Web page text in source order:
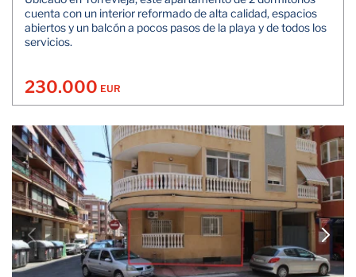
cuenta con un interior reformado de alta calidad, espacios
abiertos y un balcón a pocos pasos de la playa y de todos los
servicios.
230.000 EUR